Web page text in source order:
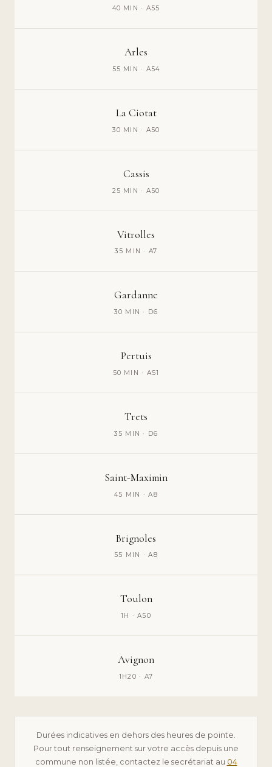
40 MIN · A55
Arles
55 MIN · A54
La Ciotat
30 MIN · A50
Cassis
25 MIN · A50
Vitrolles
35 MIN · A7
Gardanne
30 MIN · D6
Pertuis
50 MIN · A51
Trets
35 MIN · D6
Saint-Maximin
45 MIN · A8
Brignoles
55 MIN · A8
Toulon
1H · A50
Avignon
1H20 · A7
Durées indicatives en dehors des heures de pointe.
Pour tout renseignement sur votre accès depuis une
commune non listée, contactez le secrétariat au 04